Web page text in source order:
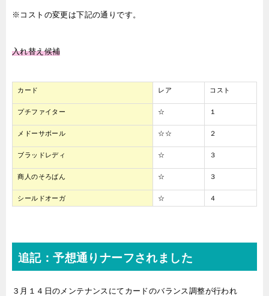
※コストの変更は下記の通りです。
入れ替え候補
カード レア コスト
プチファイター ☆ １
メドーサボール ☆☆ ２
ブラッドレディ ☆ ３
商人のそろばん ☆ ３
シールドオーガ ☆ ４
追記：予想通りナーフされました
３月１４日のメンテナンスにてカードのバランス調整が行われ